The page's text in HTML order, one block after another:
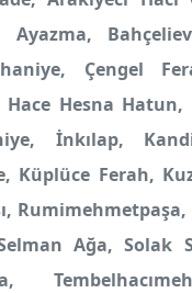
Ayazma,
Çengel
Hesna Hatun,
İnkılap,
Küplüce Ferah,
Ağa, Solak